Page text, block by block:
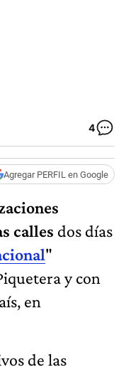
4
Agregar PERFIL en Google
calles dos días
"
y con
en
de las